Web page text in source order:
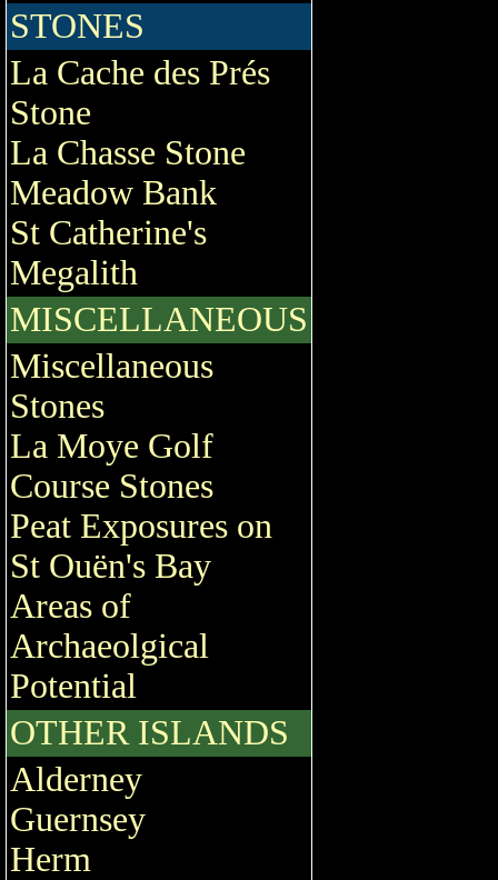
STONES
La Cache des Prés
Stone
La Chasse Stone
Meadow Bank
St Catherine's
Megalith
MISCELLANEOUS
Miscellaneous
Stones
La Moye Golf
Course Stones
Peat Exposures on
St Ouën's Bay
Areas of
Archaeolgical
Potential
OTHER ISLANDS
Alderney
Guernsey
Herm